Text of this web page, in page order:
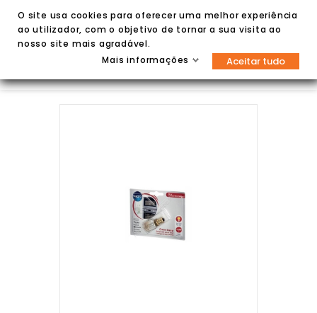

O site usa cookies para oferecer uma melhor experiência
ao utilizador, com o objetivo de tornar a sua visita ao
nosso site mais agradável.
Mais informações
Aceitar tudo